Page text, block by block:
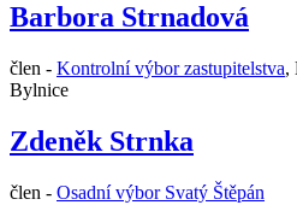
Barbora Strnadová
člen - Kontrolní výbor zastupitelstva,
Bylnice
Zdeněk Strnka
člen - Osadní výbor Svatý Štěpán